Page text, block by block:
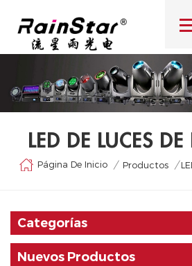
LED DE LUCES
Página De Inicio / Productos /
Categorías
Nuevos Productos